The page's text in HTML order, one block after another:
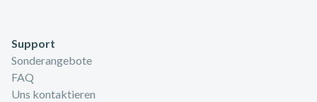
Support
Sonderangebote
FAQ
Uns kontaktieren